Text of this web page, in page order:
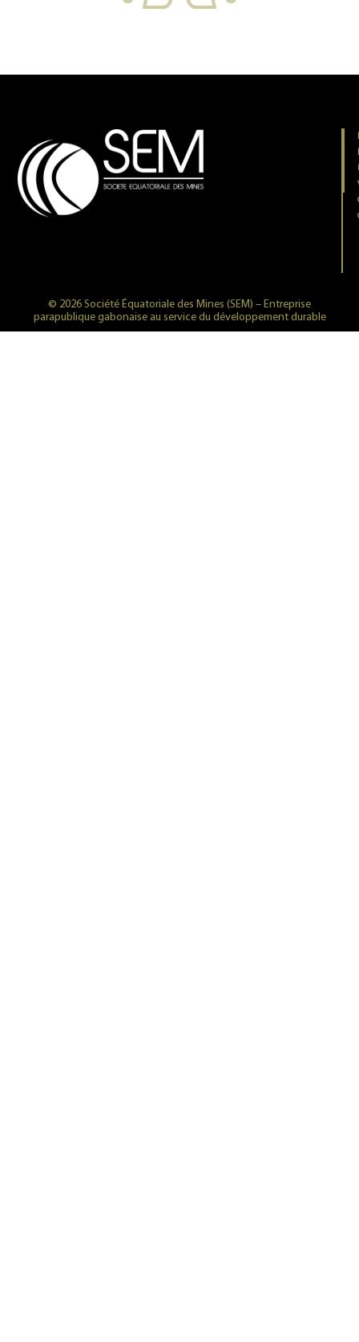
© 2026 Société Équatoriale des Mines (SEM) – Entreprise
parapublique gabonaise au service du développement durable